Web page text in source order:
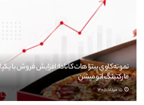
نمونه‌کاوی پیتزا هات کانادا؛ افزایش فروش با
مارکتینگ اتومیشن
15 مرداد 1405